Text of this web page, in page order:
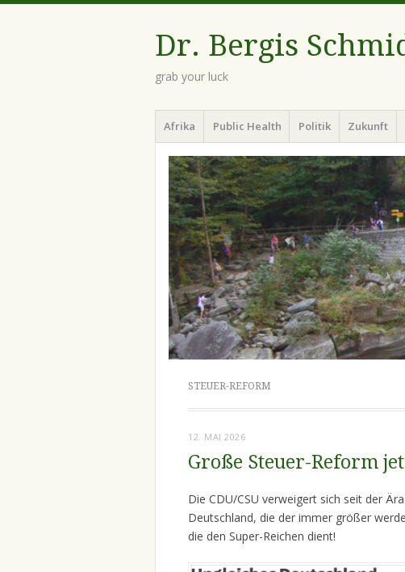
Dr. Bergis
grab your luck
Menü
Zum
Inhalt
springen
Afrika Public Health Politik Zukunft
STEUER-REFORM
12. MAI 2026
Große Steuer-Reform
Die CDU/CSU verweigert sich seit der
Deutschland, die der immer größer
die den Super-Reichen dient!